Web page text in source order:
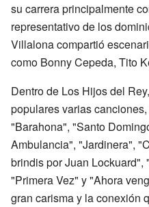
su carrera principalmente
representativo de los
Villalona compartió
como Bonny Cepeda, Tito
Dentro de Los Hijos del
populares varias
"Barahona", "Santo
Ambulancia", "Jardinera",
brindis por Juan
"Primera Vez" y "Ahora
gran carisma y la conexión